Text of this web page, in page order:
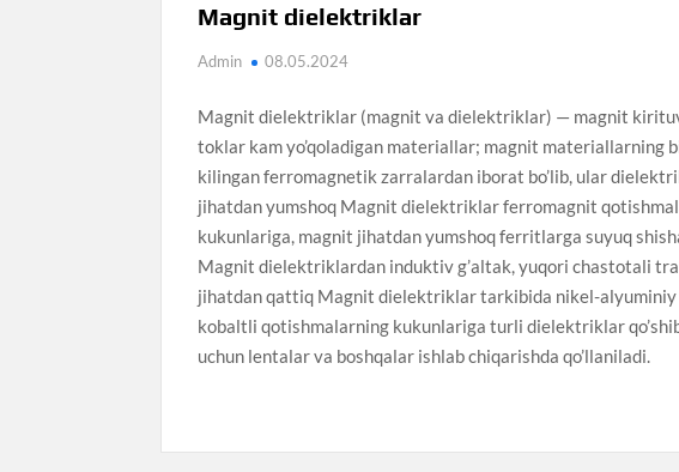
Magnit dielektriklar
Admin 08.05.2024
Magnit dielektriklar (magnit va dielektriklar) — magnit
toklar kam yo’qoladigan materiallar; magnit
kilingan ferromagnetik zarralardan iborat bo’lib, ular
jihatdan yumshoq Magnit dielektriklar ferromagnit
kukunlariga, magnit jihatdan yumshoq ferritlarga suyuq
Magnit dielektriklardan induktiv g’altak, yuqori chastotali
jihatdan qattiq Magnit dielektriklar tarkibida nikel-
kobaltli qotishmalarning kukunlariga turli dielektriklar
uchun lentalar va boshqalar ishlab chiqarishda qo’llaniladi.